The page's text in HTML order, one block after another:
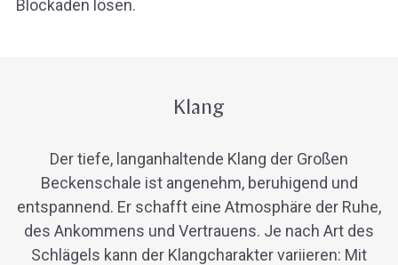
Blockaden lösen.
Klang
Der tiefe, langanhaltende Klang der Großen
Beckenschale ist angenehm, beruhigend und
entspannend. Er schafft eine Atmosphäre der Ruhe,
des Ankommens und Vertrauens. Je nach Art des
Schlägels kann der Klangcharakter variieren: Mit